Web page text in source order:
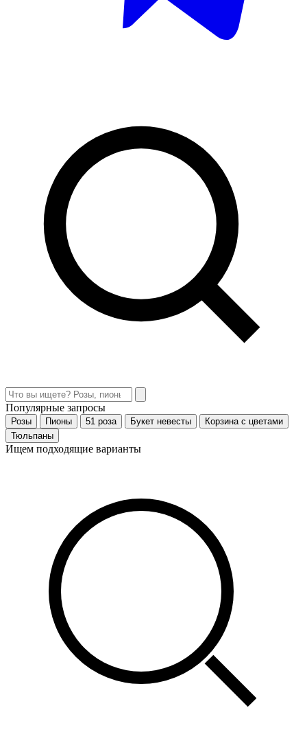
Популярные запросы
Розы Пионы 51 роза Букет невесты
Корзина с цветами
Тюльпаны
Ищем подходящие варианты